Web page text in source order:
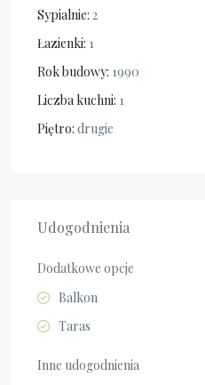
Sypialnie: 2
Łazienki: 1
Rok budowy: 1990
Liczba kuchni: 1
Piętro: drugie
Udogodnienia
Dodatkowe opcje
Balkon
Taras
Inne udogodnienia